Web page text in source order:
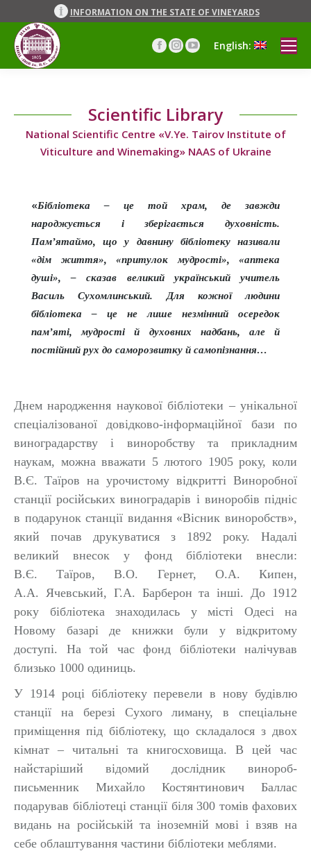
INFORMATION ON THE STATE OF VINEYARDS
Facebook
page
new
window
Instagram
page
new
window
YouTube
page
new
window
English:
Scientific Library
National Scientific Centre «V.Ye. Tairov Institute of
Viticulture and Winemaking» NAAS of Ukraine
«Бібліотека – це той храм, де завжди
народжується і зберігається духовність.
Пам’ятаймо, що у давнину бібліотеку називали
«дім життя», «притулок мудрості», «аптека
душі», – сказав великий український учитель
Василь Сухомлинський. Для кожної людини
бібліотека – це не лише незмінний осередок
пам’яті, мудрості й духовних надбань, але й
постійний рух до саморозвитку й самопізнання…
Днем народження наукової бібліотеки – унікальної
спеціалізованої довідково-інформаційної бази по
виноградарству і виноробству та прикладним
наукам, можна вважати 5 лютого 1905 року, коли
В.Є. Таїров на урочистому відкритті Виноробної
станції російських виноградарів і виноробів підніс
в подарунок станції видання «Вісник виноробств»,
який почав друкуватися з 1892 року. Надалі
великий внесок у фонд бібліотеки внесли:
В.Є. Таїров, В.О. Гернет, О.А. Кипен,
А.А. Ячевський, Г.А. Барберон та інші. До 1912
року бібліотека знаходилась у місті Одесі на
Новому базарі де книжки були у відкритому
доступі. На той час фонд бібліотеки налічував
близько 1000 одиниць.
У 1914 році бібліотеку перевели в нову будівлю
станції на березі Сухого лиману, в спеціальне
приміщення під бібліотеку, що складалося з двох
кімнат – читальні та книгосховища. В цей час
найстаріший відомий дослідник винороб-
письменник Михайло Костянтинович Баллас
подарував бібліотеці станції біля 300 томів фахових
видань на російській та іноземній мові і взяв на
себе облаштування частини бібліотеки меблями.